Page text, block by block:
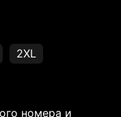
2XL
номера и